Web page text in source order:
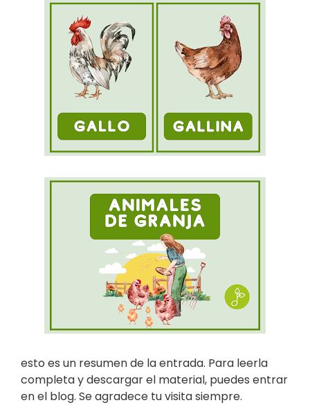
esto es un resumen de la entrada. Para leerla
completa y descargar el material, puedes entrar
en el blog. Se agradece tu visita siempre.